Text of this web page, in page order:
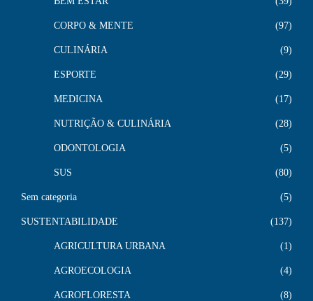
CORPO & MENTE 97
CULINÁRIA 9
ESPORTE 29
MEDICINA 17
NUTRIÇÃO & CULINÁRIA 28
ODONTOLOGIA 5
SUS 80
Sem categoria 5
SUSTENTABILIDADE 137
AGRICULTURA URBANA 1
AGROECOLOGIA 4
AGROFLORESTA 8